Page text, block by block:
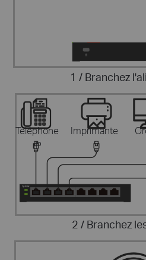
1 / Branchez
Téléphone
IP
Imprimante
2 / Branchez